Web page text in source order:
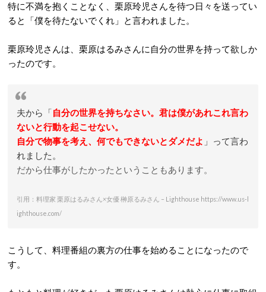
特に不満を抱くことなく、栗原玲児さんを待つ日々を送ってい
ると「僕を待たないでくれ」と言われました。
栗原玲児さんは、栗原はるみさんに自分の世界を持って欲しか
ったのです。
夫から「自分の世界を持ちなさい。君は僕があれこれ言わ
ないと行動を起こせない。
自分で物事を考え、何でもできないとダメだよ 」って言わ
れました。
だから仕事がしたかったということもあります。
引用：料理家 栗原はるみさん×女優 榊原るみさん – Lighthouse https://www.us-l
ighthouse.com/
こうして、料理番組の裏方の仕事を始めることになったので
す。